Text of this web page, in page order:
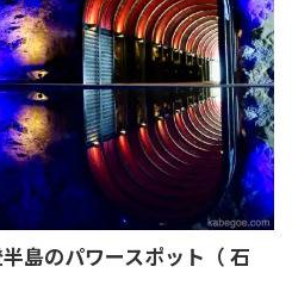
島のパワースポット（ 石